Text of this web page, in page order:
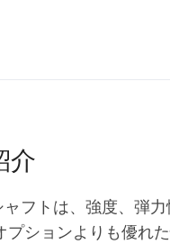
介
フトは、強度、弾
ションよりも優れ